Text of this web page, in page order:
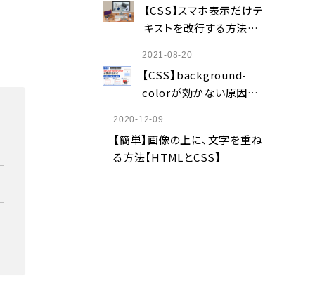
【CSS】スマホ表示だけテ
キストを改行する方法｜
2021-08-20
【CSS】background-
colorが効かない原因5
2020-12-09
【簡単】画像の上に、文字を重ね
る方法【HTMLとCSS】